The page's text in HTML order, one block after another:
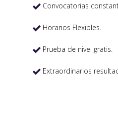
 Convocatorias
 Horarios Flexibles.
 Prueba de nivel gratis.
 Extraordinarios